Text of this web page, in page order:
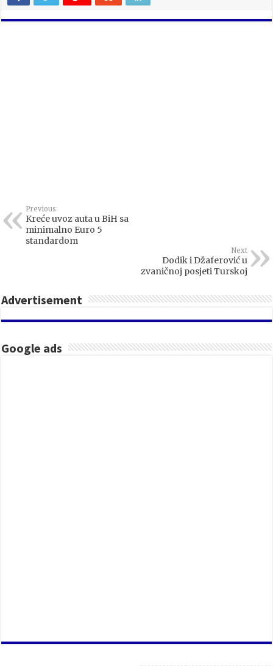
Previous
Kreće uvoz auta u BiH sa
minimalno Euro 5
standardom
Next
Dodik i Džaferović u
zvaničnoj posjeti Turskoj
Advertisement
Google ads